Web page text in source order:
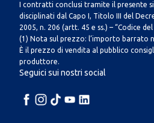
I contratti conclusi tramite il presente
disciplinati dal Capo I, Titolo III del
2005, n. 206 (artt. 45 e ss.) – “Codice del
(1) Nota sul prezzo: l’importo barrato
È il prezzo di vendita al pubblico
produttore.
Seguici sui nostri social